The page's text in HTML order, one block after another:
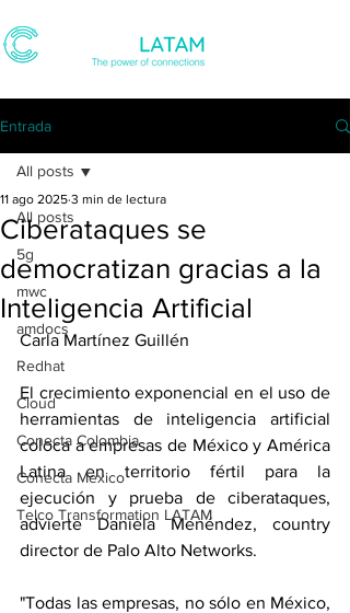
Entrada
All posts
5g
mwc
amdocs
Redhat
Cloud
Conecta Colombia
Conecta Mexico
Telco Transformation LATAM
All posts
Ciberataques se
democratizan gracias a la
Inteligencia Artificial
11 ago 2025 3 min de lectura
Carla Martínez Guillén
El crecimiento exponencial en el uso de
herramientas de inteligencia artificial
coloca a empresas de México y América
Latina en territorio fértil para la
ejecución y prueba de ciberataques,
advierte Daniela Menéndez, country
director de Palo Alto Networks.
"Todas las empresas, no sólo en México,